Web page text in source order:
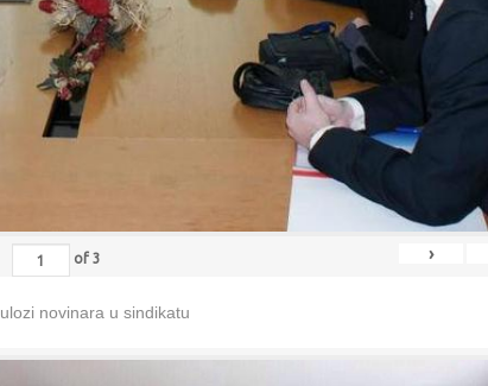
of 3 ›
novinara u sindikatu